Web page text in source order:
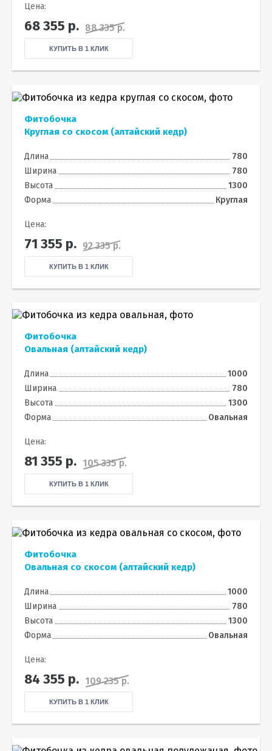
Цена:
68 355 р. 88 335 р.
КУПИТЬ В 1 КЛИК
Фитобочка
Круглая со скосом (алтайский кедр)
Длина
780
Ширина
780
Высота
1300
Форма
Круглая
Цена:
71 355 р. 92 335 р.
КУПИТЬ В 1 КЛИК
Фитобочка
Овальная (алтайский кедр)
Длина
1000
Ширина
780
Высота
1300
Форма
Овальная
Цена:
81 355 р. 105 335 р.
КУПИТЬ В 1 КЛИК
Фитобочка
Овальная со скосом (алтайский кедр)
Длина
1000
Ширина
780
Высота
1300
Форма
Овальная
Цена:
84 355 р. 109 235 р.
КУПИТЬ В 1 КЛИК